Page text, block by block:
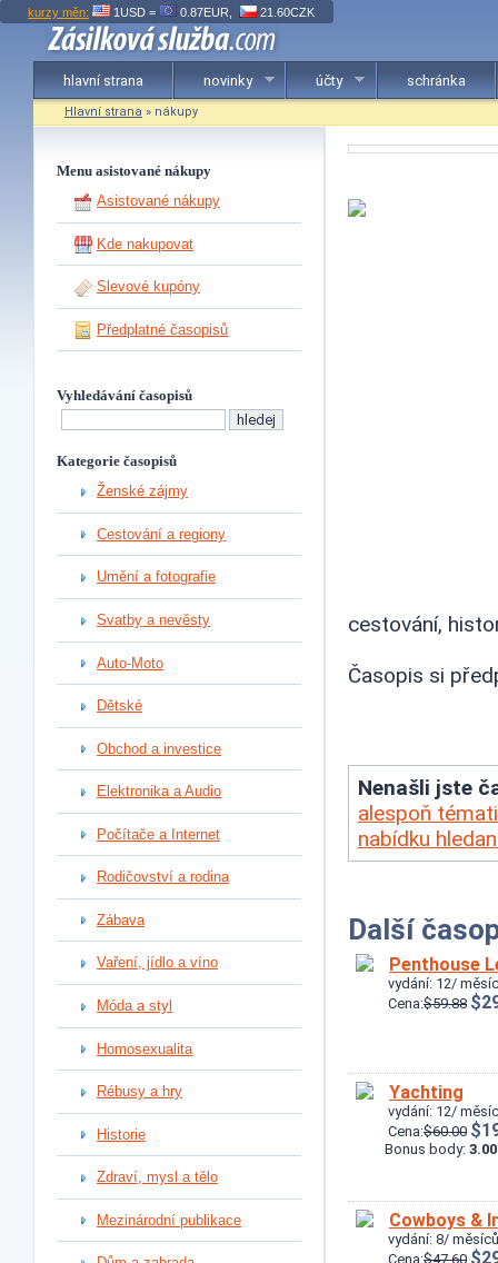
kurzy měn: 1USD = 0.87EUR, 21.60CZK
hlavní strana novinky účty schránka
Hlavní strana » nákupy
Menu asistované nákupy
Asistované nákupy
Kde nakupovat
Slevové kupóny
Předplatné časopisů
Vyhledávání časopisů
Kategorie časopisů
Ženské zájmy
Cestování a regiony
Umění a fotografie
Svatby a nevěsty
Auto-Moto
Dětské
Obchod a investice
Elektronika a Audio
Počítače a Internet
Rodičovství a rodina
Zábava
Vaření, jídlo a víno
Móda a styl
Homosexualita
Rébusy a hry
Historie
Zdraví, mysl a tělo
Mezinárodní publikace
cestování,
Časopis si
Nenašli jste
alespoň
nabídku
Další
Penthouse
vydání: 12/
Cena:$59.88
Yachting
vydání: 12/
Cena:$60.00
Bonus body: 3.00
Cowboys &
vydání: 8/
Cena:$47.60